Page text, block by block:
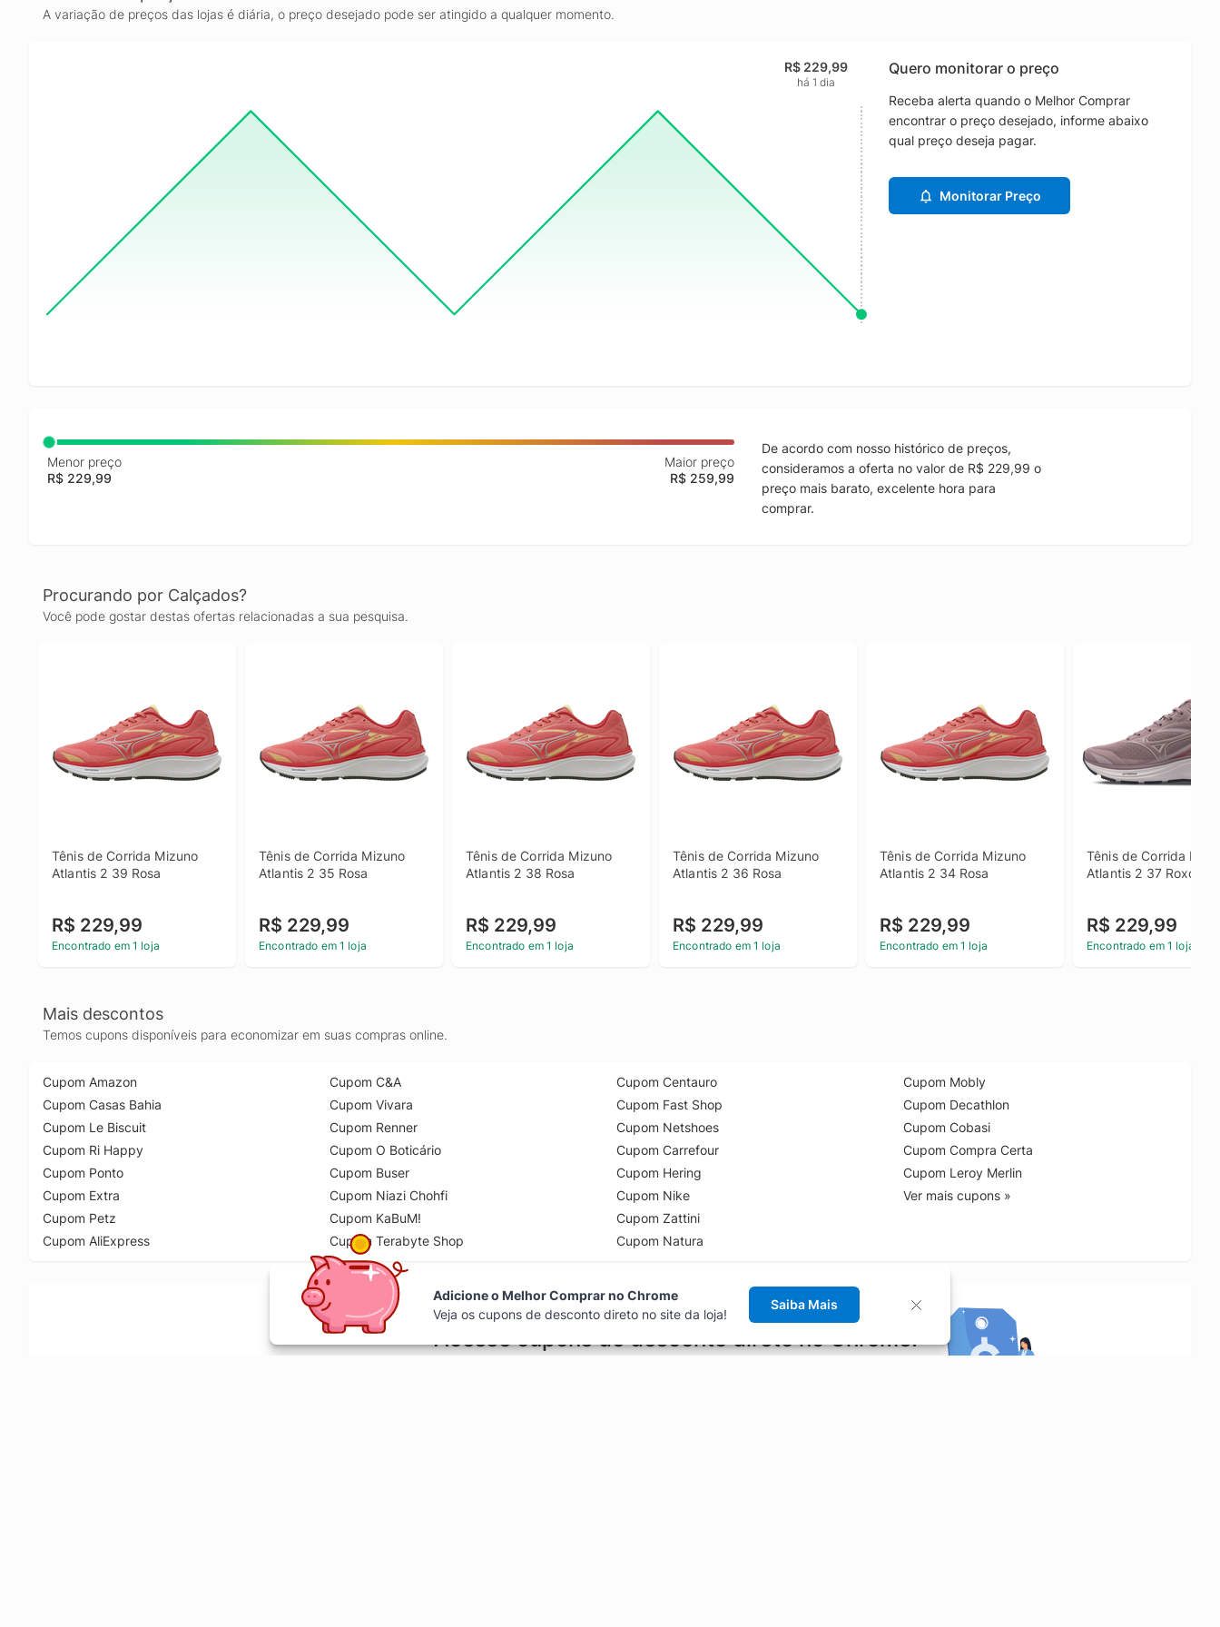
A variação de preços das lojas é diária, o preço desejado pode ser atingido a qualquer momento.
R$ 229,99
há 1 dia
Quero monitorar o preço
Receba alerta quando o Melhor Comprar
encontrar o preço desejado, informe abaixo
qual preço deseja pagar.
Monitorar Preço
Menor preço
R$ 229,99
Maior preço
R$ 259,99
De acordo com nosso histórico de preços,
consideramos a oferta no valor de R$ 229,99 o
preço mais barato, excelente hora para
comprar.
Procurando por Calçados?
Você pode gostar destas ofertas relacionadas a sua pesquisa.
Tênis de Corrida Mizuno
Atlantis 2 39 Rosa
R$ 229,99
Encontrado em 1 loja
Tênis de Corrida Mizuno
Atlantis 2 35 Rosa
R$ 229,99
Encontrado em 1 loja
Tênis de Corrida Mizuno
Atlantis 2 38 Rosa
R$ 229,99
Encontrado em 1 loja
Tênis de Corrida Mizuno
Atlantis 2 36 Rosa
R$ 229,99
Encontrado em 1 loja
Tênis de Corrida Mizuno
Atlantis 2 34 Rosa
R$ 229,99
Encontrado em 1 loja
Tênis de Corrida
Atlantis 2 37 Roxo
R$ 229,99
Encontrado em 1 loja
Mais descontos
Temos cupons disponíveis para economizar em suas compras online.
Cupom Amazon
Cupom Casas Bahia
Cupom Le Biscuit
Cupom Ri Happy
Cupom Ponto
Cupom Extra
Cupom Petz
Cupom AliExpress
Cupom C&A
Cupom Vivara
Cupom Renner
Cupom O Boticário
Cupom Buser
Cupom Niazi Chohfi
Cupom KaBuM!
Cupom Terabyte Shop
Cupom Centauro
Cupom Fast Shop
Cupom Netshoes
Cupom Carrefour
Cupom Hering
Cupom Nike
Cupom Zattini
Cupom Natura
Cupom Mobly
Cupom Decathlon
Cupom Cobasi
Cupom Compra Certa
Cupom Leroy Merlin
Ver mais cupons »
Acesse cupons de desconto direto no Chrome!
Adicione o Melhor Comprar no Chrome
Veja os cupons de desconto direto no site da loja!
Saiba Mais